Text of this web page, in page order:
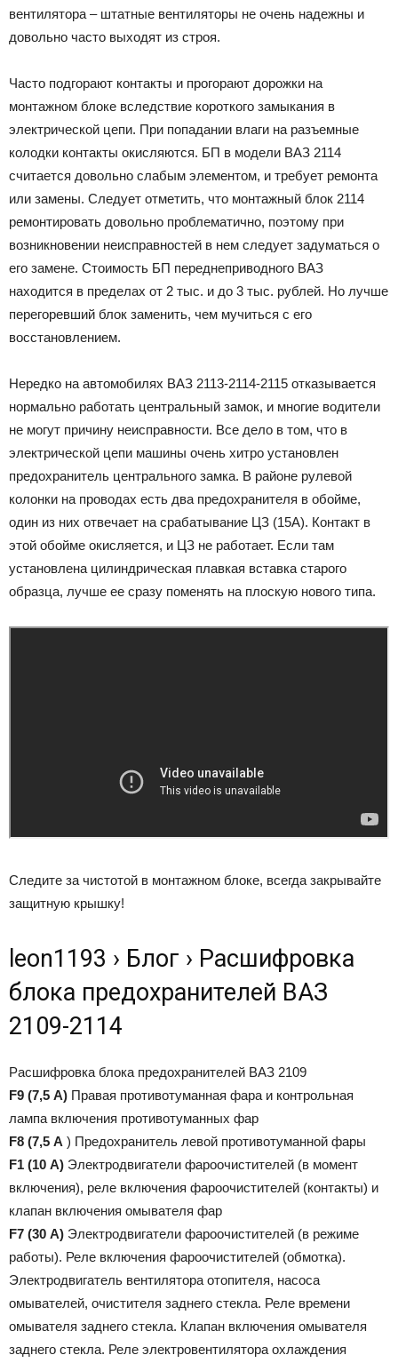
вентилятора – штатные вентиляторы не очень надежны и
довольно часто выходят из строя.
Часто подгорают контакты и прогорают дорожки на
монтажном блоке вследствие короткого замыкания в
электрической цепи. При попадании влаги на разъемные
колодки контакты окисляются. БП в модели ВАЗ 2114
считается довольно слабым элементом, и требует ремонта
или замены. Следует отметить, что монтажный блок 2114
ремонтировать довольно проблематично, поэтому при
возникновении неисправностей в нем следует задуматься о
его замене. Стоимость БП переднеприводного ВАЗ
находится в пределах от 2 тыс. и до 3 тыс. рублей. Но лучше
перегоревший блок заменить, чем мучиться с его
восстановлением.
Нередко на автомобилях ВАЗ 2113-2114-2115 отказывается
нормально работать центральный замок, и многие водители
не могут причину неисправности. Все дело в том, что в
электрической цепи машины очень хитро установлен
предохранитель центрального замка. В районе рулевой
колонки на проводах есть два предохранителя в обойме,
один из них отвечает на срабатывание ЦЗ (15А). Контакт в
этой обойме окисляется, и ЦЗ не работает. Если там
установлена цилиндрическая плавкая вставка старого
образца, лучше ее сразу поменять на плоскую нового типа.
Следите за чистотой в монтажном блоке, всегда закрывайте
защитную крышку!
leon1193 › Блог › Расшифровка
блока предохранителей ВАЗ
2109-2114
Расшифровка блока предохранителей ВАЗ 2109
F9 (7,5 А) Правая противотуманная фара и контрольная
лампа включения противотуманных фар
F8 (7,5 А ) Предохранитель левой противотуманной фары
F1 (10 А) Электродвигатели фароочистителей (в момент
включения), реле включения фароочистителей (контакты) и
клапан включения омывателя фар
F7 (30 А) Электродвигатели фароочистителей (в режиме
работы). Реле включения фароочистителей (обмотка).
Электродвигатель вентилятора отопителя, насоса
омывателей, очистителя заднего стекла. Реле времени
омывателя заднего стекла. Клапан включения омывателя
заднего стекла. Реле электровентилятора охлаждения